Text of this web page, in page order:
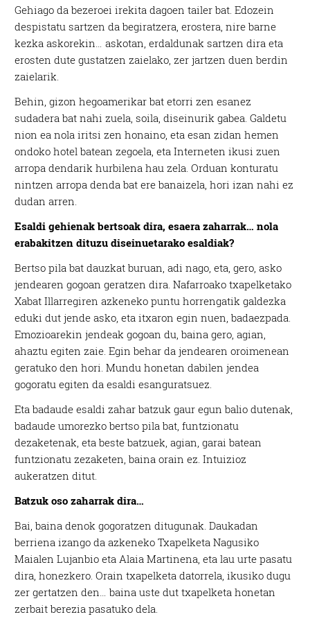
Gehiago da bezeroei irekita dagoen tailer bat. Edozein
despistatu sartzen da begiratzera, erostera, nire barne
kezka askorekin… askotan, erdaldunak sartzen dira eta
erosten dute gustatzen zaielako, zer jartzen duen berdin
zaielarik.
Behin, gizon hegoamerikar bat etorri zen esanez
sudadera bat nahi zuela, soila, diseinurik gabea. Galdetu
nion ea nola iritsi zen honaino, eta esan zidan hemen
ondoko hotel batean zegoela, eta Interneten ikusi zuen
arropa dendarik hurbilena hau zela. Orduan konturatu
nintzen arropa denda bat ere banaizela, hori izan nahi ez
dudan arren.
Esaldi gehienak bertsoak dira, esaera zaharrak… nola
erabakitzen dituzu diseinuetarako esaldiak?
Bertso pila bat dauzkat buruan, adi nago, eta, gero, asko
jendearen gogoan geratzen dira. Nafarroako txapelketako
Xabat Illarregiren azkeneko puntu horrengatik galdezka
eduki dut jende asko, eta itxaron egin nuen, badaezpada.
Emozioarekin jendeak gogoan du, baina gero, agian,
ahaztu egiten zaie. Egin behar da jendearen oroimenean
geratuko den hori. Mundu honetan dabilen jendea
gogoratu egiten da esaldi esanguratsuez.
Eta badaude esaldi zahar batzuk gaur egun balio dutenak,
badaude umorezko bertso pila bat, funtzionatu
dezaketenak, eta beste batzuek, agian, garai batean
funtzionatu zezaketen, baina orain ez. Intuizioz
aukeratzen ditut.
Batzuk oso zaharrak dira…
Bai, baina denok gogoratzen ditugunak. Daukadan
berriena izango da azkeneko Txapelketa Nagusiko
Maialen Lujanbio eta Alaia Martinena, eta lau urte pasatu
dira, honezkero. Orain txapelketa datorrela, ikusiko dugu
zer gertatzen den… baina uste dut txapelketa honetan
zerbait berezia pasatuko dela.